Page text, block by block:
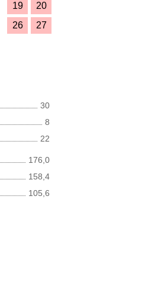
19
20
26
27
30
8
22
176,0
158,4
105,6